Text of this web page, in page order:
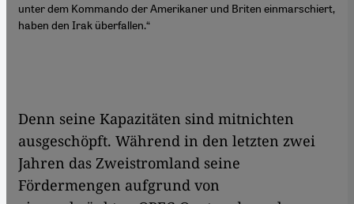
unter dem Kommando der Amerikaner und Briten einmarschiert,
haben den Irak überfallen.“
Denn seine Kapazitäten sind mitnichten
ausgeschöpft. Während in den letzten zwei
Jahren das Zweistromland seine
Fördermengen aufgrund von